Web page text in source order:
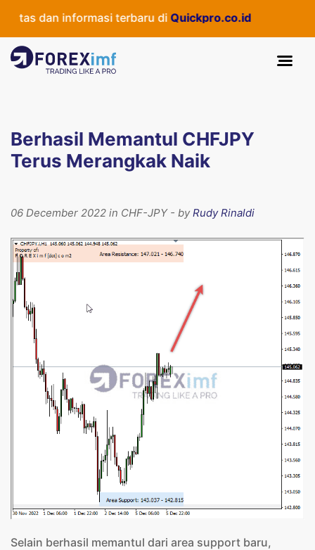
dan informasi terbaru di Quickpro.co.id
Berhasil Memantul CHFJPY
Terus Merangkak Naik
06 December 2022 in CHF-JPY - byRudy Rinaldi
Selain berhasil memantul dari area support baru,